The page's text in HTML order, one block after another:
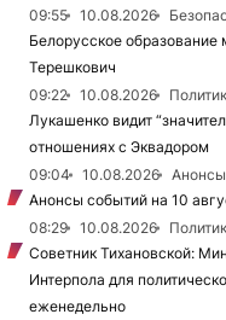
09:55
10.08.2026
Белорусское образование
Терешкович
09:22
10.08.2026
Лукашенко видит
отношениях с Эквадором
09:04
10.08.2026
Анонсы
Анонсы событий на 10
08:29
10.08.2026
Советник Тихановской:
Интерпола для
еженедельно